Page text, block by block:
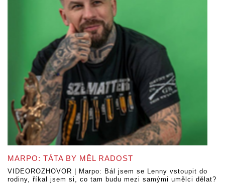
MARPO: TÁTA BY MĚL RADOST
VIDEOROZHOVOR | Marpo: Bál jsem se Lenny vstoupit do
rodiny, říkal jsem si, co tam budu mezi samými umělci dělat?